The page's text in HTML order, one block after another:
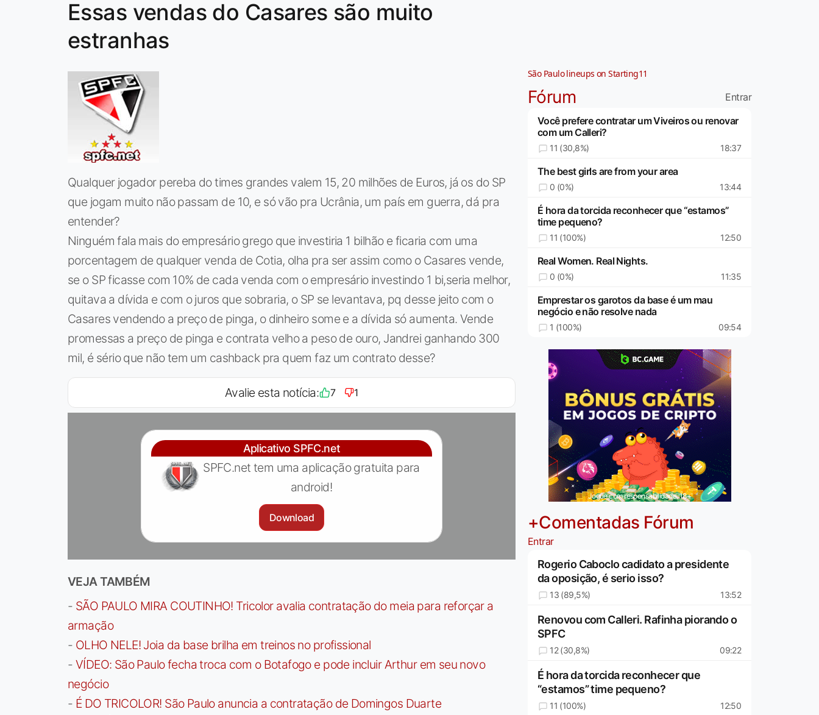
Essas vendas do Casares são muito
estranhas
Qualquer jogador pereba do times grandes valem 15, 20 milhões de Euros, já os do SP
que jogam muito não passam de 10, e só vão pra Ucrânia, um país em guerra, dá pra
entender?
Ninguém fala mais do empresário grego que investiria 1 bilhão e ficaria com uma
porcentagem de qualquer venda de Cotia, olha pra ser assim como o Casares vende,
se o SP ficasse com 10% de cada venda com o empresário investindo 1 bi,seria melhor,
quitava a dívida e com o juros que sobraria, o SP se levantava, pq desse jeito com o
Casares vendendo a preço de pinga, o dinheiro some e a dívida só aumenta. Vende
promessas a preço de pinga e contrata velho a peso de ouro, Jandrei ganhando 300
mil, é sério que não tem um cashback pra quem faz um contrato desse?
Avalie esta notícia: 7 1
Aplicativo SPFC.net
SPFC.net tem uma aplicação gratuita para
android!
Download
VEJA TAMBÉM
- SÃO PAULO MIRA COUTINHO! Tricolor avalia contratação do meia para reforçar a
armação
- OLHO NELE! Joia da base brilha em treinos no profissional
- VÍDEO: São Paulo fecha troca com o Botafogo e pode incluir Arthur em seu novo
negócio
- É DO TRICOLOR! São Paulo anuncia a contratação de Domingos Duarte
São Paulo lineups on Starting11
Fórum
Entrar
Você prefere contratar um Viveiros ou renovar
com um Calleri?
11 (30,8%) 18:37
The best girls are from your area
0 (0%) 13:44
É hora da torcida reconhecer que “estamos”
time pequeno?
11 (100%) 12:50
Real Women. Real Nights.
0 (0%) 11:35
Emprestar os garotos da base é um mau
negócio e não resolve nada
1 (100%) 09:54
Jogue com responsabilidade. 18+
+Comentadas Fórum
Entrar
Rogerio Caboclo cadidato a presidente
da oposição, é serio isso?
13 (89,5%) 13:52
Renovou com Calleri. Rafinha piorando o
SPFC
12 (30,8%) 09:22
É hora da torcida reconhecer que
“estamos” time pequeno?
11 (100%) 12:50